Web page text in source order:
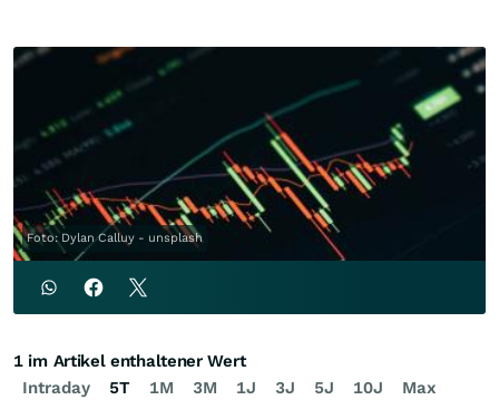
Foto: Dylan Calluy - unsplash
Intraday 5T 1M 3M 1J 3J 5J 10J Max
1 im Artikel enthaltener Wert